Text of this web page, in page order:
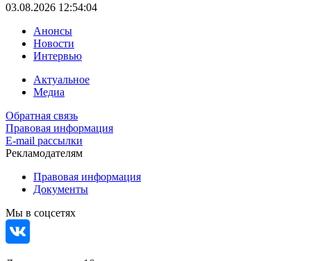
03.08.2026 12:54:04
Анонсы
Новости
Интервью
Актуальное
Медиа
Обратная связь
Правовая информация
E-mail рассылки
Рекламодателям
Правовая информация
Документы
Мы в соцсетях